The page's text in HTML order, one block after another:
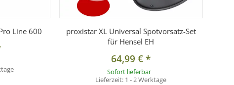
Line 600
proxistar XL Universal Spotvorsatz-Set
für Hensel EH
64,99 €*
Sofort lieferbar
Lieferzeit: 1 - 2 Werktage